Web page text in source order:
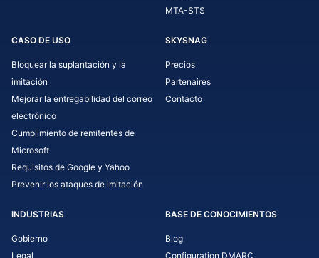
MTA-STS
CASO DE USO
Bloquear la suplantación y la
imitación
Mejorar la entregabilidad del correo
electrónico
Cumplimiento de remitentes de
Microsoft
Requisitos de Google y Yahoo
Prevenir los ataques de imitación
SKYSNAG
Precios
Partenaires
Contacto
INDUSTRIAS
Gobierno
Legal
BASE DE CONOCIMIENTOS
Blog
Configuration DMARC